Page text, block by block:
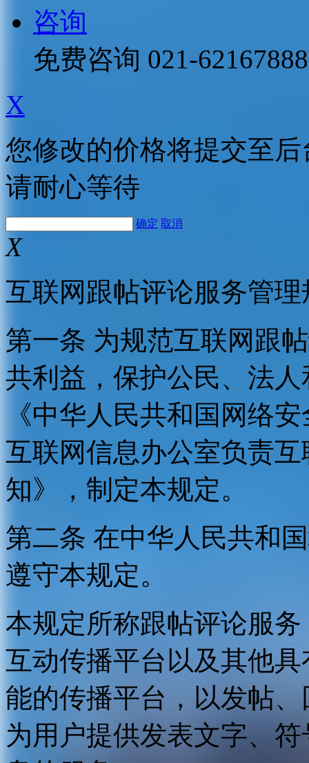
咨询
免费咨询 021-62167888
X
您修改的价格将提交至
请耐心等待
确定 取消
X
互联网跟帖评论服务管理
第一条 为规范互联网跟
共利益，保护公民、法
《中华人民共和国网络
互联网信息办公室负责
知》，制定本规定。
第二条 在中华人民共和
遵守本规定。
本规定所称跟帖评论服
互动传播平台以及其他
能的传播平台，以发帖
为用户提供发表文字、